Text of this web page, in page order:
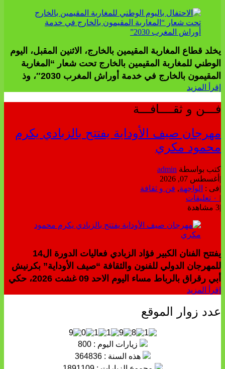
يخلد قطاع المغاربة المقيمين بالخارج، الاثنين المقبل، اليوم
الوطني للمغاربة المقيمين بالخارج تحت شعار “المغاربة
المقيمون بالخارج في خدمة أوراش المغرب 2030″، وذ
إقرأ المزيد
فـــن و ثقــــافـــة
مهرجان صيف الأوداية يفتتح بالزبادي يكرم
محمود مكري
كتب بواسطة admin
| أغسطس 07, 2026
|فى : الواجهة, فن و ثقافة
|
|3 مشاهدة
يفتتح الفنان الكبير فؤاد الزبادي فعاليات الدورة ال14
للمهرجان الدولي للفنون والثقافة “صيف الأوداية” بكرنيش
أبي رقراق بالرباط مساء اليوم الاحد 09 غشت 2026، حكي
إقرأ المزيد
عدد زوار الموقع
زيارات اليوم : 800
هذه السنة : 364836